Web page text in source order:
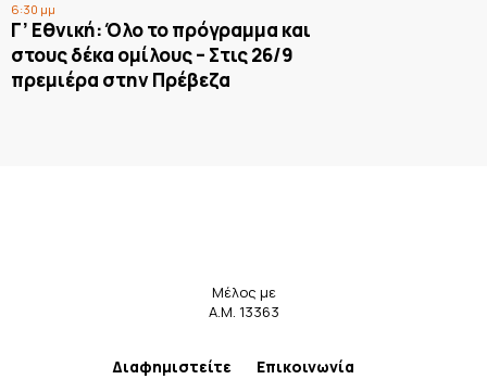
6:30 μμ
Γ’ Εθνική: Όλο το πρόγραμμα και
στους δέκα ομίλους – Στις 26/9
πρεμιέρα στην Πρέβεζα
Μέλος με
Α.Μ. 13363
Διαφημιστείτε Επικοινωνία